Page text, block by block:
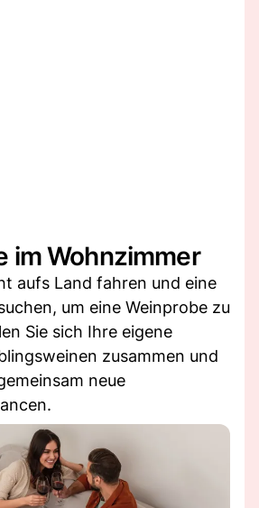
im Wohnzimmer
aufs Land fahren und eine
um eine Weinprobe zu
Sie sich Ihre eigene
zusammen und
neue